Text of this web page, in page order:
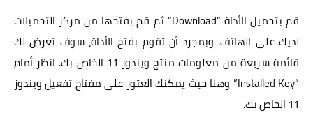
قم بتحميل الأداة “Download” ثم قم بفتحها من مركز التحميلات
لديك على الهاتف. وبمجرد أن تقوم بفتح الأداة، سوف تعرض لك
قائمة سريعة من معلومات منتج ويندوز 11 الخاص بك. انظر أمام
“Installed Key” وهنا حيث يمكنك العثور على مفتاح تفعيل ويندوز
11 الخاص بك.